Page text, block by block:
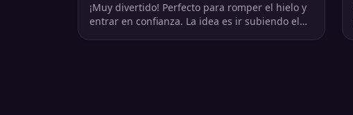
¡Muy divertido! Perfecto para romper el hielo y
entrar en confianza. La idea es ir subiendo el